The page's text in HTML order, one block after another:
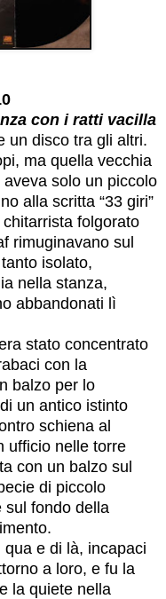
con i ratti vacilla
un disco tra gli altri.
ma quella vecchia
aveva solo un piccolo
alla scritta “33 giri”
folgorato
rimuginavano sul
isolato,
nella stanza,
abbandonati lì
stato concentrato
con la
balzo per lo
un antico istinto
schiena al
ufficio nelle torre
con un balzo sul
di piccolo
sul fondo della
e di là, incapaci
a loro, e fu la
la quiete nella